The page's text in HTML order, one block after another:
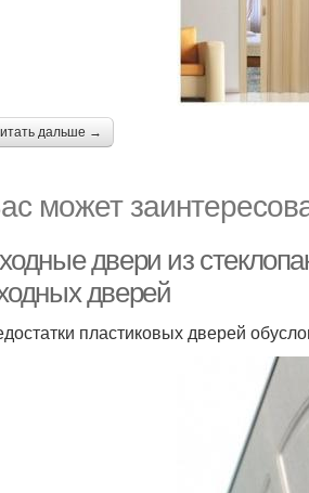
дальше →
может
двери из
дверей
пластиковых дверей